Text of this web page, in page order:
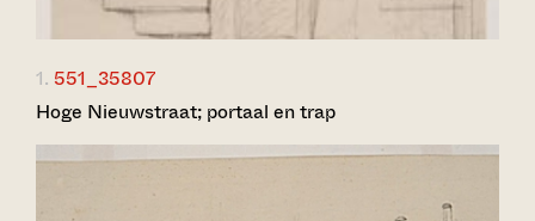
1. 551_35807
Hoge Nieuwstraat; portaal en trap